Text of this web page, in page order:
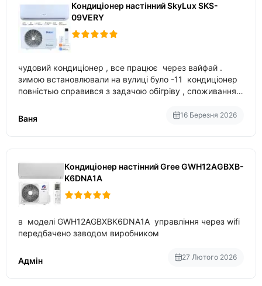
Кондиціонер настінний SkyLux SKS-
09VERY
чудовий кондиціонер , все працює через вайфай .
зимою встановлювали на вулиці було -11 кондиціонер
повністью справився з задачою обігріву , споживання
температури
Ваня 16 Березня 2026
Кондиціонер настінний Gree GWH12AGBXB-
K6DNA1A
в моделі GWH12AGBXBK6DNA1A управління через wifi
передбачено заводом виробником
Адмін 27 Лютого 2026